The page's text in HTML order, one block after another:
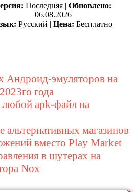
Последняя | Обновлено:
06.08.2026
Русский | Цена: Бесплатно
эмуляторов на
года
любой apk-файл на
альтернативных магазинов
вместо Play Market
в шутерах на
Nox